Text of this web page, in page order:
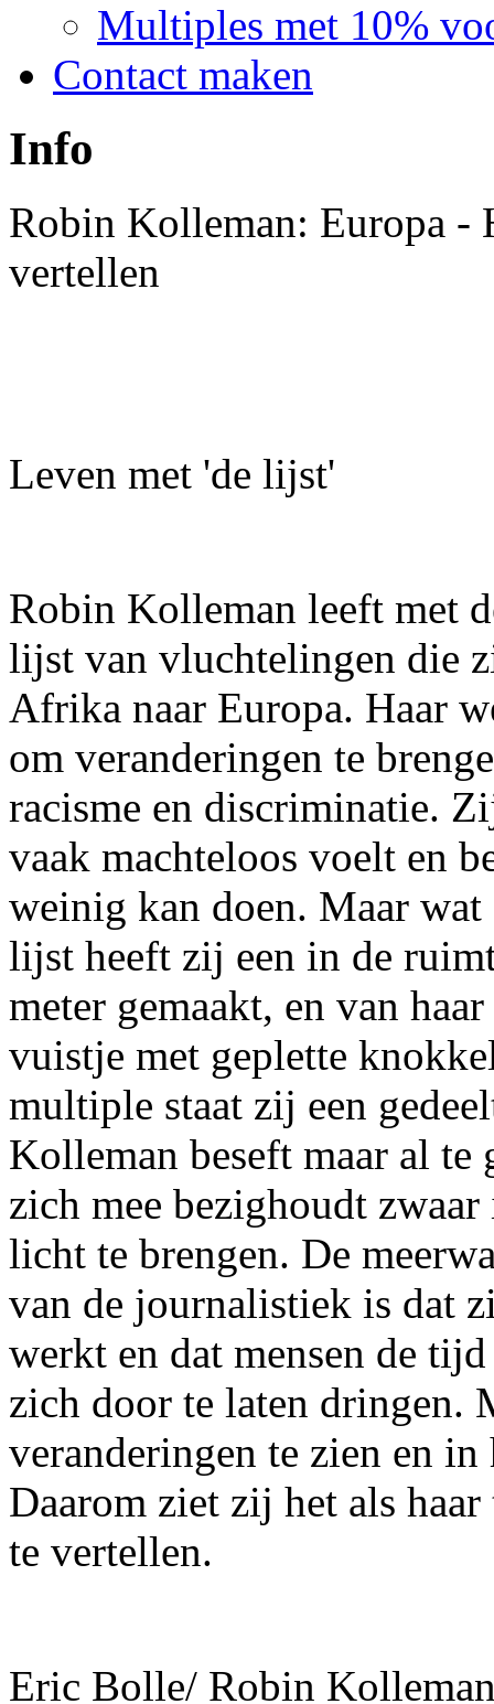
Multiples met 10%
Contact maken
Info
Robin Kolleman: Europa -
vertellen
Leven met 'de lijst'
Robin Kolleman leeft met
lijst van vluchtelingen die
Afrika naar Europa. Haar
om veranderingen te
racisme en discriminatie.
vaak machteloos voelt en
weinig kan doen. Maar
lijst heeft zij een in de
meter gemaakt, en van
vuistje met geplette
multiple staat zij een
Kolleman beseft maar al te
zich mee bezighoudt
licht te brengen. De
van de journalistiek is dat
werkt en dat mensen de
zich door te laten dringen.
veranderingen te zien en
Daarom ziet zij het als
te vertellen.
Eric Bolle/ Robin